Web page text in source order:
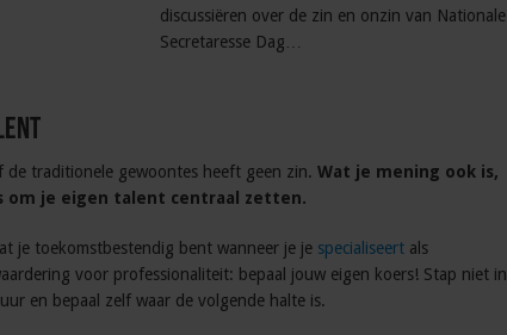
discussiëren over de zin en onzin van Nationale
Secretaresse Dag…
de traditionele gewoontes heeft geen zin. Wat je mening ook is,
om je eigen talent centraal zetten.
je toekomstbestendig bent wanneer je je specialiseertals
voor professionaliteit: bepaal jouw eigen koers! Stap niet in
en bepaal zelf waar de volgende halte is.